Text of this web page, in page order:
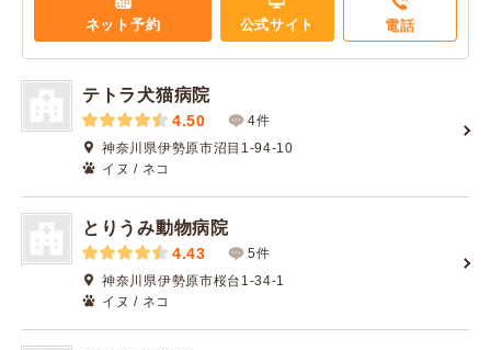
ネット予約 公式サイト 電話
テトラ犬猫病院
4.50
4件
神奈川県伊勢原市沼目1-94-10
イヌ / ネコ
とりうみ動物病院
4.43
5件
神奈川県伊勢原市桜台1-34-1
イヌ / ネコ